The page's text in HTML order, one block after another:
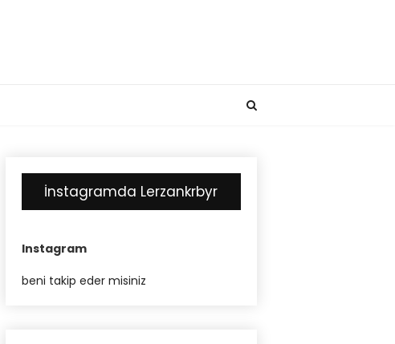
İnstagramda Lerzankrbyr
Instagram
beni takip eder misiniz